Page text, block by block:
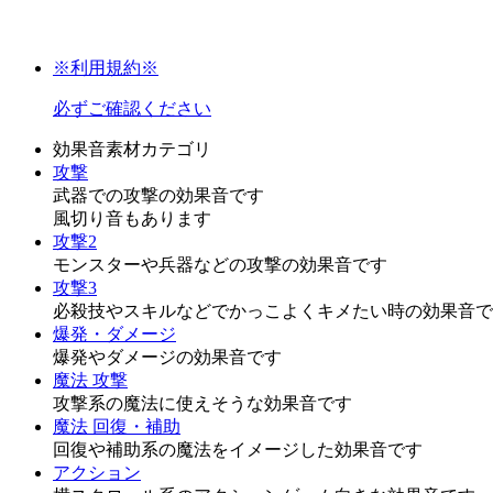
※利用規約※
必ずご確認ください
効果音素材カテゴリ
攻撃
武器での攻撃の効果音です
風切り音もあります
攻撃2
モンスターや兵器などの攻撃の効果音です
攻撃3
必殺技やスキルなどでかっこよくキメたい時の効果音
爆発・ダメージ
爆発やダメージの効果音です
魔法 攻撃
攻撃系の魔法に使えそうな効果音です
魔法 回復・補助
回復や補助系の魔法をイメージした効果音です
アクション